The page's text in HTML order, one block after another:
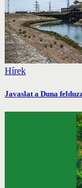
Hírek
Javaslat a Duna